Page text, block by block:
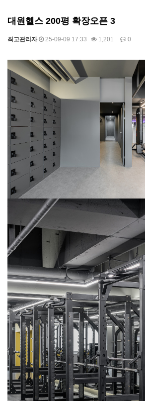
대원헬스 200평 확장오픈 3
최고관리자 25-09-09 17:33 1,201 0